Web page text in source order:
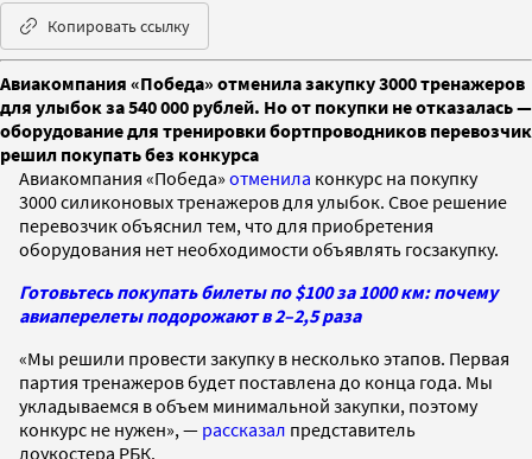
Копировать ссылку
Авиакомпания «Победа» отменила закупку 3000 тренажеров
для улыбок за 540 000 рублей. Но от покупки не отказалась —
оборудование для тренировки бортпроводников перевозчик
решил покупать без конкурса
Авиакомпания «Победа» отменила конкурс на покупку
3000 силиконовых тренажеров для улыбок. Свое решение
перевозчик объяснил тем, что для приобретения
оборудования нет необходимости объявлять госзакупку.
Готовьтесь покупать билеты по $100 за 1000 км: почему
авиаперелеты подорожают в 2–2,5 раза
«Мы решили провести закупку в несколько этапов. Первая
партия тренажеров будет поставлена до конца года. Мы
укладываемся в объем минимальной закупки, поэтому
конкурс не нужен», — рассказал представитель
лоукостера РБК.